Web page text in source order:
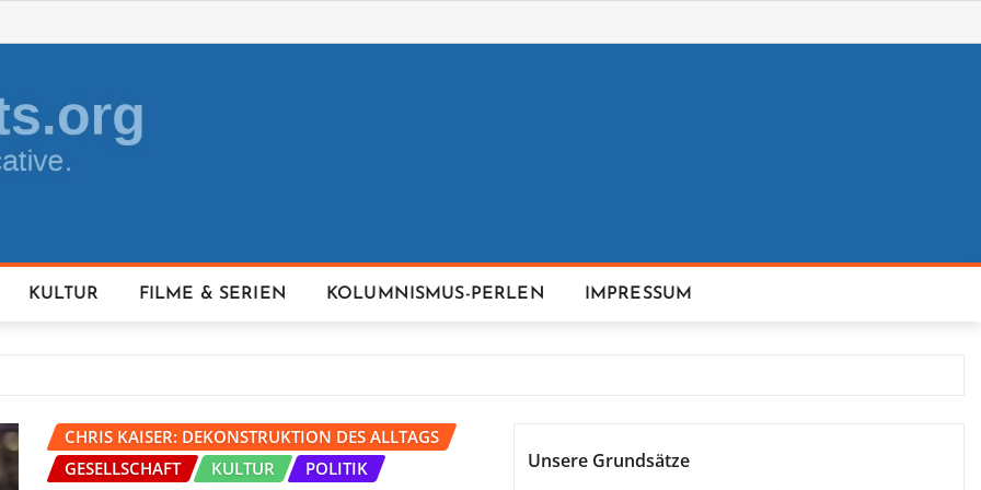
KULTUR FILME & SERIEN KOLUMNISMUS-PERLEN IMPRESSUM
CHRIS KAISER: DEKONSTRUKTION DES ALLTAGS
GESELLSCHAFT
KULTUR POLITIK
Unsere Grundsätze